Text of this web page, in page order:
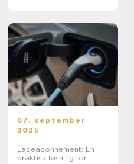
07. september
2025
Ladeabonnement: En
praktisk løsning for